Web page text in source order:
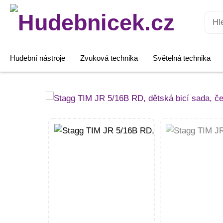
Hledat:
Hudební nástroje Zvuková technika Světelná technika
Stagg
JR